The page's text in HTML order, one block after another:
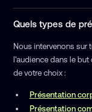
Quels types de
Nous intervenons sur
l'audience dans le
de votre choix :
Présentation
Présentation